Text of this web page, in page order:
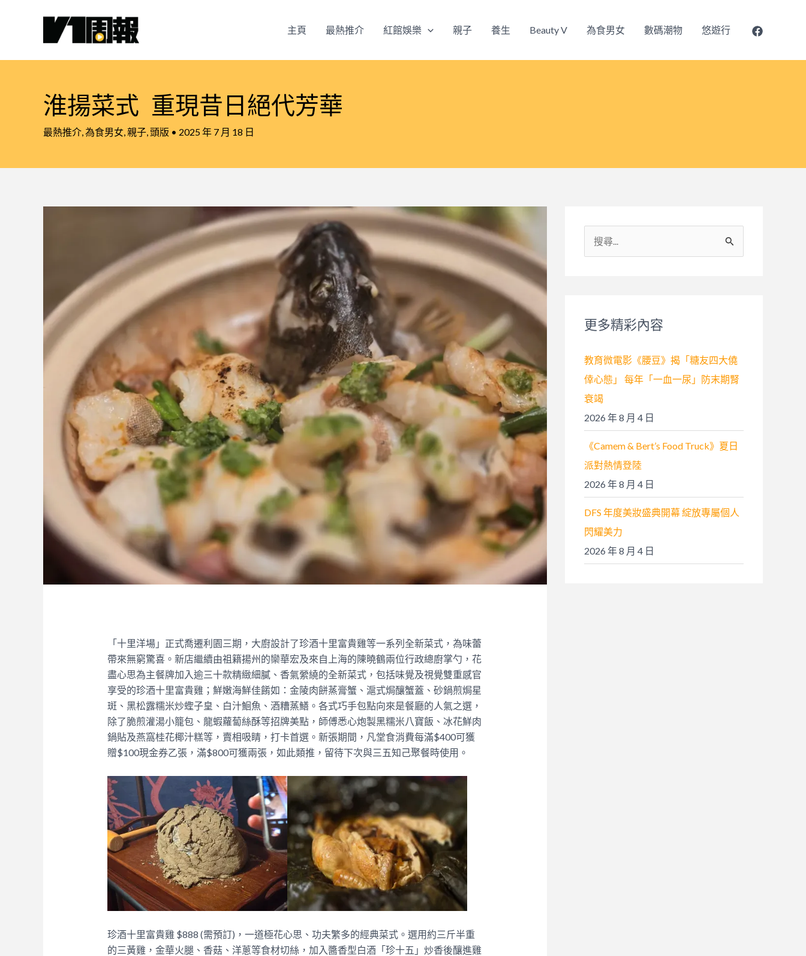
主頁 最熱推介 紅館娛樂 親子 養生 Beauty V 為食男女 數碼潮物 悠遊行
淮揚菜式 重現昔日絕代芳華
最熱推介 為食男女 親子 頭版 • 2025 年 7 月 18 日
「十里洋場」正式喬遷利園三期，大廚設計了珍酒十里富貴雞等一系列全新菜式，為味蕾
帶來無窮驚喜。新店繼續由祖籍揚州的欒華宏及來自上海的陳曉鶴兩位行政總廚掌勺，花
盡心思為主餐牌加入逾三十款精緻細膩、香氣縈繞的全新菜式，包括味覺及視覺雙重感官
享受的珍酒十里富貴雞；鮮嫩海鮮佳餚如：金陵肉餅蒸膏蟹、滬式焗釀蟹蓋、砂鍋煎焗星
斑、黑松露糯米炒蟶子皇、白汁鮰魚、酒糟蒸鱔。各式巧手包點向來是餐廳的人氣之選，
除了脆煎灌湯小籠包、龍蝦蘿蔔絲酥等招牌美點，師傅悉心炮製黑糯米八寶飯、冰花鮮肉
鍋貼及燕窩桂花椰汁糕等，賣相吸睛，打卡首選。新張期間，凡堂食消費每滿$400可獲
贈$100現金券乙張，滿$800可獲兩張，如此類推，留待下次與三五知己聚餐時使用。
珍酒十里富貴雞 $888 (需預訂)，一道極花心思、功夫繁多的經典菜式。選用約三斤半重
的三黃雞，金華火腿、香菇、洋蔥等食材切絲，加入醬香型白酒「珍十五」炒香後釀進雞
尋
:更多精彩內容
教育微電影《腰豆》揭「糖友四大僥
倖心態」 每年「一血一尿」防末期腎
衰竭
2026 年 8 月 4 日
《Camem & Bert’s Food Truck》夏日
派對熱情登陸
2026 年 8 月 4 日
DFS 年度美妝盛典開幕 綻放專屬個人
閃耀美力
2026 年 8 月 4 日